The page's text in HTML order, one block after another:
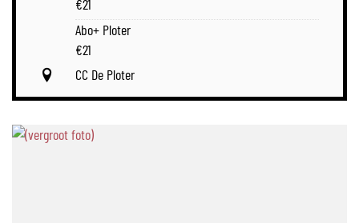
€21
Abo+ Ploter
€21
CC De Ploter